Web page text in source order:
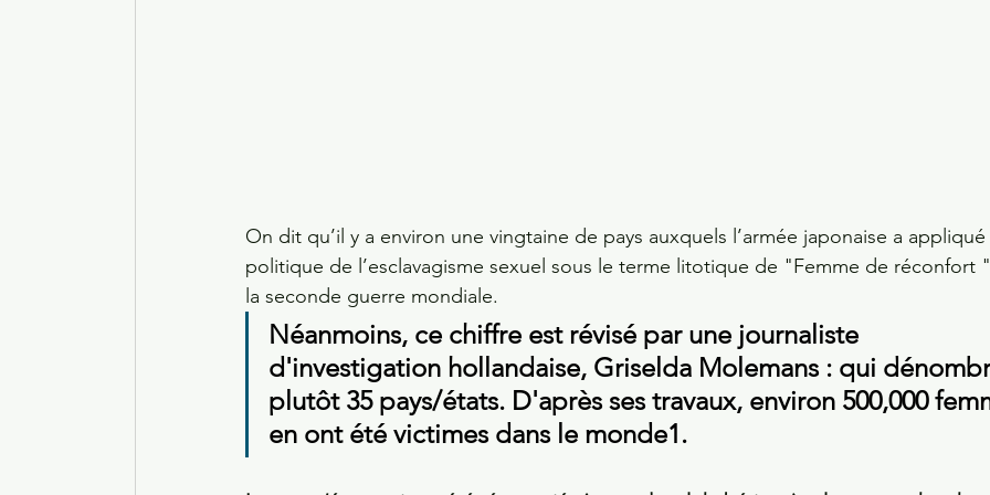
On dit qu’il y a environ une vingtaine de pays auxquels l’armée japonaise a appliqué
politique de l’esclavagisme sexuel sous le terme litotique de "Femme de réconfort
la seconde guerre mondiale.
Néanmoins, ce chiffre est révisé par une journaliste
d'investigation hollandaise, Griselda Molemans : qui
plutôt 35 pays/états. D'après ses travaux, environ 500,000
en ont été victimes dans le monde1.